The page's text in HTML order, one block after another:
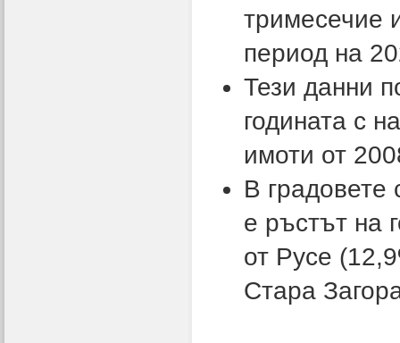
тримесечие
период на
Тези данни
годината с
имоти от
В градовете
е ръстът на
от Русе
Стара